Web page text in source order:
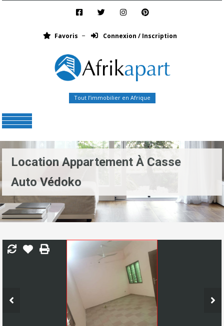
Favoris Connexion / Inscription
Tout l’immobilier en Afrique
Location Appartement À Casse
Auto Védoko